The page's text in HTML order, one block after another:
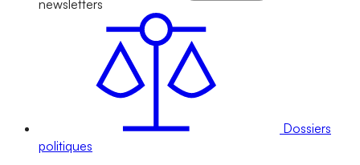
newsletters
Dossiers
politiques